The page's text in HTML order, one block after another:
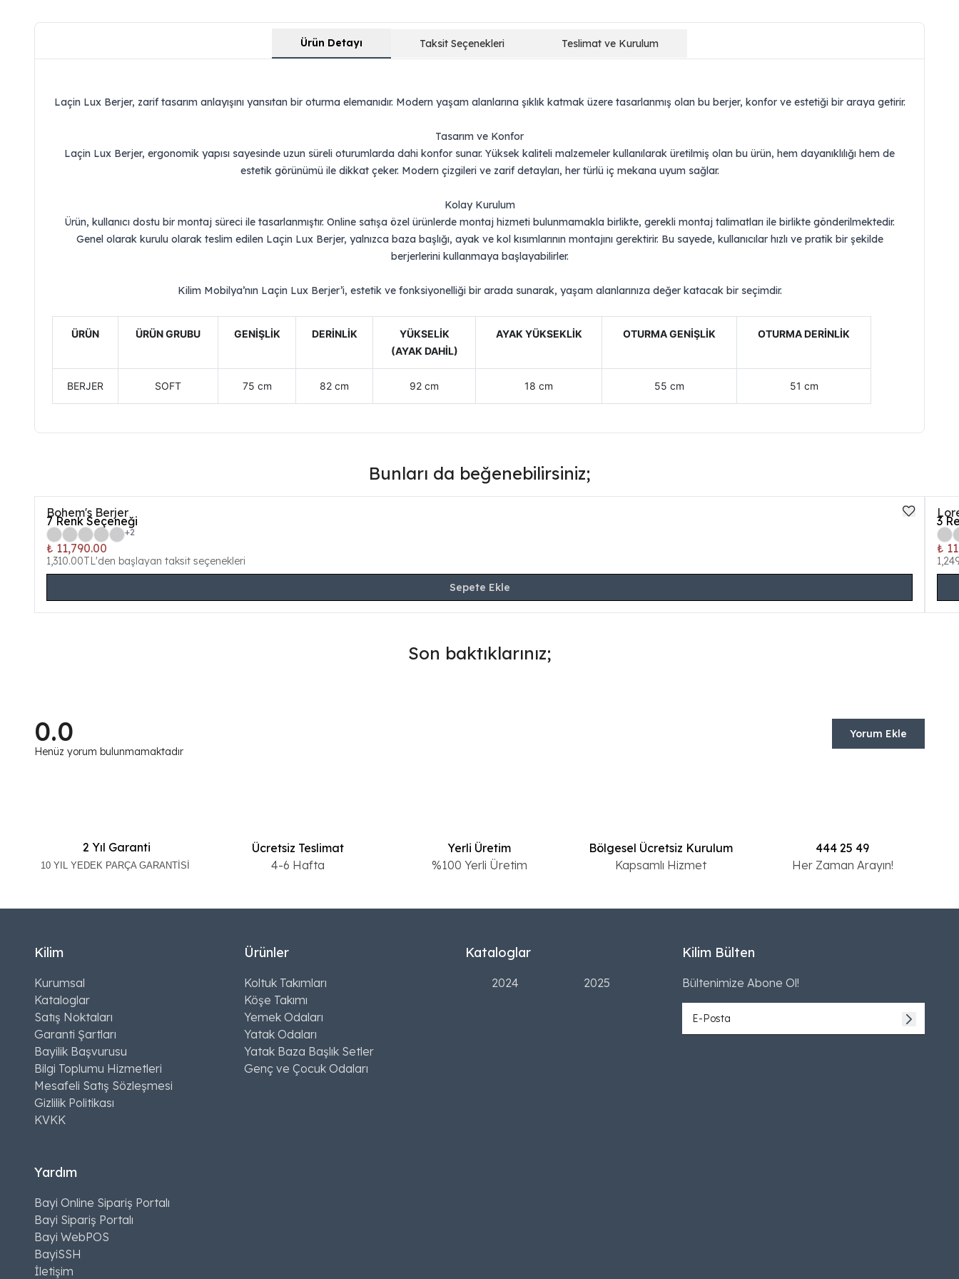
Ürün Detayı Taksit Seçenekleri Teslimat ve Kurulum
Laçin Lux Berjer, zarif tasarım anlayışını yansıtan bir oturma elemanıdır. Modern yaşam alanlarına şıklık katmak üzere tasarlanmış olan bu berjer, konfor ve estetiği bir araya getirir.
Tasarım ve Konfor
Laçin Lux Berjer, ergonomik yapısı sayesinde uzun süreli oturumlarda dahi konfor sunar. Yüksek kaliteli malzemeler kullanılarak üretilmiş olan bu ürün, hem dayanıklılığı hem de
estetik görünümü ile dikkat çeker. Modern çizgileri ve zarif detayları, her türlü iç mekana uyum sağlar.
Kolay Kurulum
Ürün, kullanıcı dostu bir montaj süreci ile tasarlanmıştır. Online satışa özel ürünlerde montaj hizmeti bulunmamakla birlikte, gerekli montaj talimatları ile birlikte gönderilmektedir.
Genel olarak kurulu olarak teslim edilen Laçin Lux Berjer, yalnızca baza başlığı, ayak ve kol kısımlarının montajını gerektirir. Bu sayede, kullanıcılar hızlı ve pratik bir şekilde
berjerlerini kullanmaya başlayabilirler.
Kilim Mobilya’nın Laçin Lux Berjer’i, estetik ve fonksiyonelliği bir arada sunarak, yaşam alanlarınıza değer katacak bir seçimdir.
ÜRÜN ÜRÜN GRUBU GENİŞLİK DERİNLİK
YÜKSELİK
(AYAK DAHİL)
AYAK YÜKSEKLİK OTURMA GENİŞLİK OTURMA DERİNLİK
BERJER SOFT 75 cm 82 cm 92 cm 18 cm 55 cm 51 cm
Bunları da beğenebilirsiniz;
Bohem's Berjer
7 Renk Seçeneği
+2
₺ 11,790.00
1,310.00TL'den başlayan taksit seçenekleri
Sepete Ekle
3
₺
Son baktıklarınız;
0.0
Henüz yorum bulunmamaktadır
Yorum Ekle
2 Yıl Garanti
10 YIL YEDEK PARÇA GARANTİSİ
Ücretsiz Teslimat
4-6 Hafta
Yerli Üretim
%100 Yerli Üretim
Bölgesel Ücretsiz Kurulum
Kapsamlı Hizmet
444 25 49
Her Zaman Arayın!
Kilim
Kurumsal
Kataloglar
Satış Noktaları
Garanti Şartları
Bayilik Başvurusu
Bilgi Toplumu Hizmetleri
Mesafeli Satış Sözleşmesi
Gizlilik Politikası
KVKK
Ürünler
Koltuk Takımları
Köşe Takımı
Yemek Odaları
Yatak Odaları
Yatak Baza Başlık Setler
Genç ve Çocuk Odaları
Yardım
Bayi Online Sipariş Portalı
Bayi Sipariş Portalı
Bayi WebPOS
BayiSSH
İletişim
Kataloglar
2024 2025
Kilim Bülten
Bültenimize Abone Ol!